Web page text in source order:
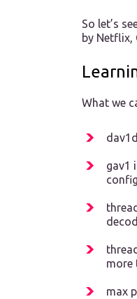
So let’s
by Netflix,
What we
gav1
more
max